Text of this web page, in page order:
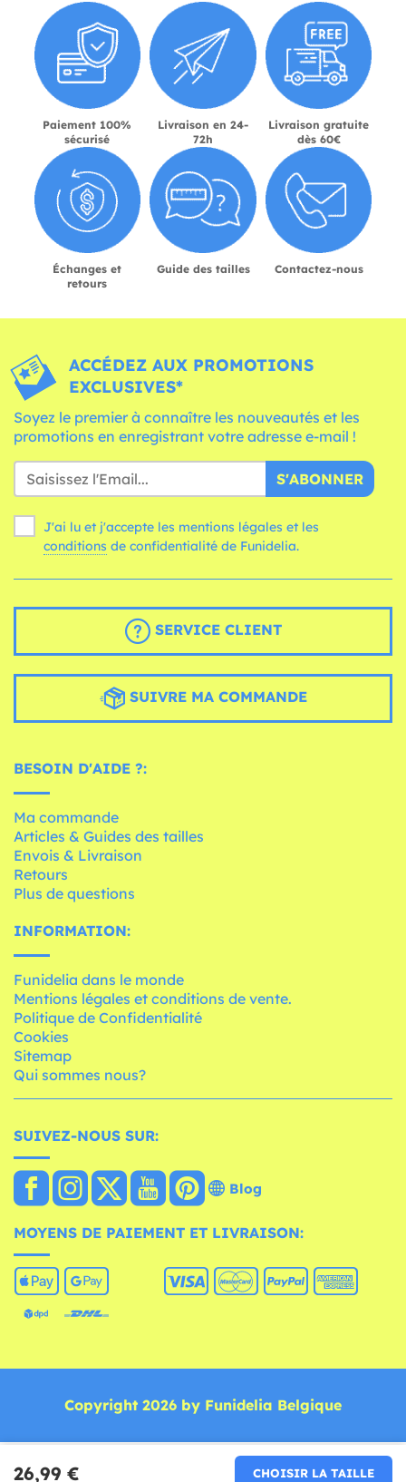
26,99 € CHOISIR LA TAILLE
Paiement 100%
sécurisé
Livraison en 24-
72h
Livraison gratuite
dès 60€
Échanges et
retours
Guide des tailles Contactez-nous
ACCÉDEZ AUX PROMOTIONS
EXCLUSIVES*
Soyez le premier à connaître les nouveautés et les
promotions en enregistrant votre adresse e-mail !
S'ABONNER
J'ai lu et j'accepte les mentions légales et les
conditions de confidentialité de Funidelia.
SERVICE CLIENT
SUIVRE MA COMMANDE
BESOIN D'AIDE ?:
Ma commande
Articles & Guides des tailles
Envois & Livraison
Retours
Plus de questions
INFORMATION:
Funidelia dans le monde
Mentions légales et conditions de vente.
Politique de Confidentialité
Cookies
Sitemap
Qui sommes nous?
SUIVEZ-NOUS SUR:
Blog
MOYENS DE PAIEMENT ET LIVRAISON:
Copyright 2026 by Funidelia Belgique